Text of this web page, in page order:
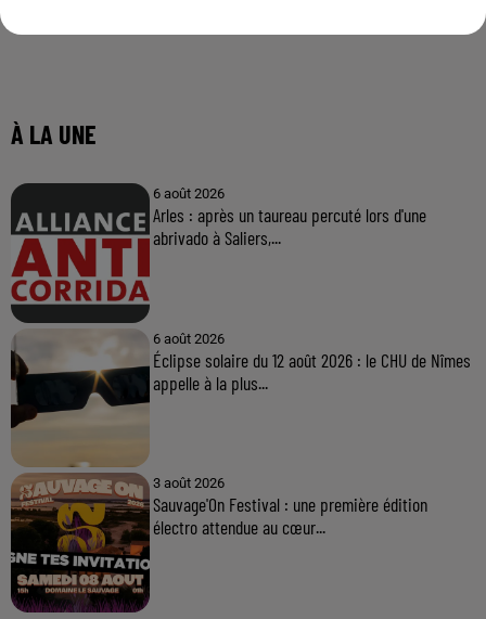
À LA UNE
6 août 2026
Arles : après un taureau percuté lors d'une
abrivado à Saliers,...
6 août 2026
Éclipse solaire du 12 août 2026 : le CHU de Nîmes
appelle à la plus...
3 août 2026
Sauvage'On Festival : une première édition
électro attendue au cœur...